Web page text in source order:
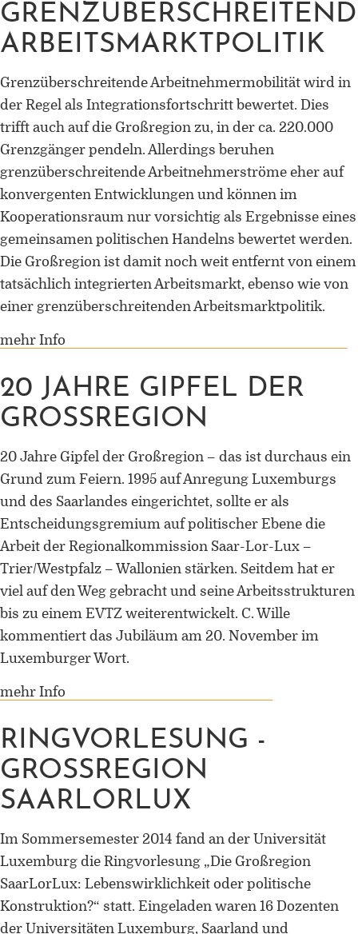
Professor für
Grenzforschung an der Universität
Leiter des Interdisziplinären
Kompetenzzentrums „UniGR-
for Border Studies“
Stv. Leiter des trinationalen Master
Border Studies
Forschung zu Raum-, Identitäts-,
Praxis-, Grenztheorien und
vergrenzten Lebenswelten
Gründungsmitglied der
Arbeitsgruppen „Cultural Border
(UniGR-CBS) und „LABOR
Gutachter für internationale
Fördereinrichtungen
Mitherausgeber der Buchreihe
„Border Studies. Cultures, Spaces,
Orders” (Nomos)
Forschungsaufenthalte an der
Universität Flensburg, Viadrina
Universität Frankfurt (Oder),
Universität Lothringen, Universität
Duisburg-Essen
ARBEITSMARKTPOLITIK
Grenzüberschreitende Arbeitnehmermobilität wird in
der Regel als Integrationsfortschritt bewertet. Dies
trifft auch auf die Großregion zu, in der ca. 220.000
Grenzgänger pendeln. Allerdings beruhen
grenzüberschreitende Arbeitnehmerströme eher auf
konvergenten Entwicklungen und können im
Kooperationsraum nur vorsichtig als Ergebnisse eines
gemeinsamen politischen Handelns bewertet werden.
Die Großregion ist damit noch weit entfernt von einem
tatsächlich integrierten Arbeitsmarkt, ebenso wie von
einer grenzüberschreitenden Arbeitsmarktpolitik.
mehr Info
20 JAHRE GIPFEL DER
GROSSREGION
20 Jahre Gipfel der Großregion – das ist durchaus ein
Grund zum Feiern. 1995 auf Anregung Luxemburgs
und des Saarlandes eingerichtet, sollte er als
Entscheidungsgremium auf politischer Ebene die
Arbeit der Regionalkommission Saar-Lor-Lux –
Trier/Westpfalz – Wallonien stärken. Seitdem hat er
viel auf den Weg gebracht und seine Arbeitsstrukturen
bis zu einem EVTZ weiterentwickelt. C. Wille
kommentiert das Jubiläum am 20. November im
Luxemburger Wort.
mehr Info
RINGVORLESUNG -
GROSSREGION S
AARLORLUX
Im Sommersemester 2014 fand an der Universität
Luxemburg die Ringvorlesung „Die Großregion
SaarLorLux: Lebenswirklichkeit oder politische
Konstruktion?“ statt. Eingeladen waren 16 Dozenten
der Universitäten Luxemburg, Saarland und